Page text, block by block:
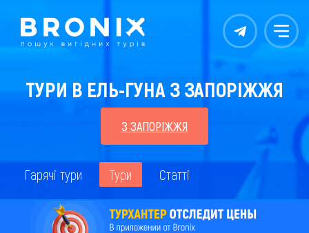
Контакты Меню
ТУРИ В ЕЛЬ-ГУНА З ЗАПОРІЖЖЯ
З ЗАПОРІЖЖЯ
Гарячі тури Тури Статті